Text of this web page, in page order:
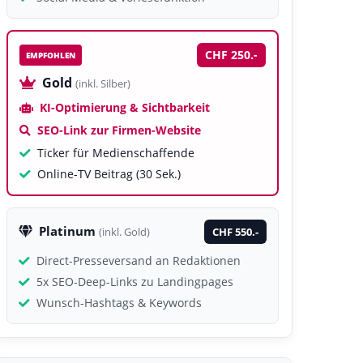
EMPFOHLEN CHF 250.-
Gold (inkl. Silber)
KI-Optimierung & Sichtbarkeit
SEO-Link zur Firmen-Website
Ticker für Medienschaffende
Online-TV Beitrag (30 Sek.)
Platinum (inkl. Gold) CHF 550.-
Direct-Presseversand an Redaktionen
5x SEO-Deep-Links zu Landingpages
Wunsch-Hashtags & Keywords